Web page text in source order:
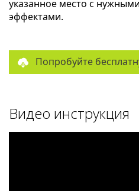
указанное место с
эффектами.
Попробуйте
Видео инструкция